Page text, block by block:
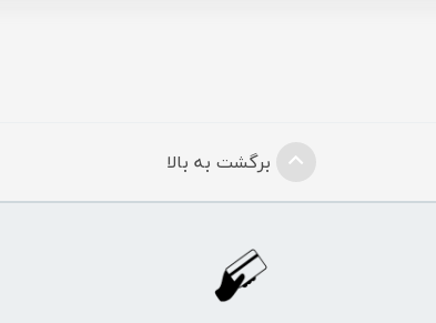
برگشت به بالا